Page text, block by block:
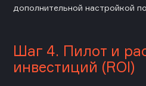
дополнительной настройкой
Шаг 4. Пилот и
инвестиций (ROI)